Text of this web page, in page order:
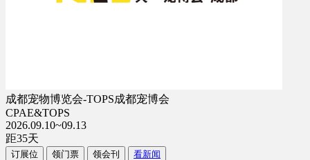
成都宠物博览会-TOPS成都宠博会
CPAE&TOPS
2026.09.10~09.13
距35天
订展位 领门票 领会刊 看新闻